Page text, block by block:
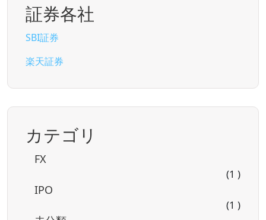
証券各社
SBI証券
楽天証券
カテゴリ
FX
(1 )
IPO
(1 )